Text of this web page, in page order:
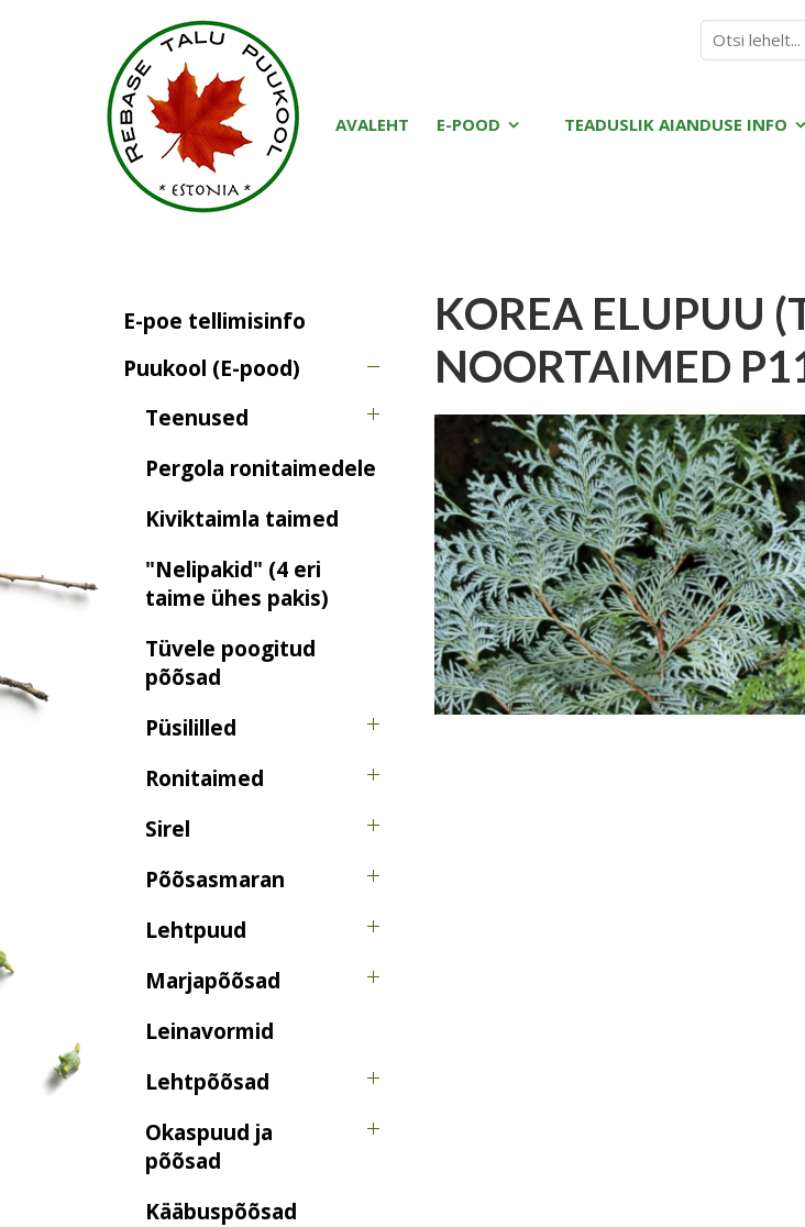
AVALEHT E-POOD TEADUSLIK AIANDUSE INFO
E-poe tellimisinfo
Puukool (E-pood)
Teenused
Pergola ronitaimedele
Kiviktaimla taimed
"Nelipakid" (4 eri
taime ühes pakis)
Tüvele poogitud
põõsad
Püsililled
Ronitaimed
Sirel
Põõsasmaran
Lehtpuud
Marjapõõsad
Leinavormid
Lehtpõõsad
Okaspuud ja
põõsad
Kääbuspõõsad
KOREA ELUPUU
NOORTAIMED